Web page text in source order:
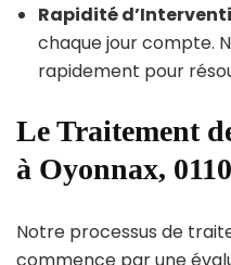
Rapidité
chaque jour compte.
rapidement pour
Le Traitement
à Oyonnax,
Notre processus de
commence par une